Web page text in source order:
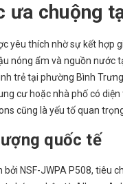
ưa chuộng
yêu thích nhờ sự kết hợp
nóng ẩm và nguồn
trẻ tại phường Bình
cư hoặc nhà phố có
cũng là yếu tố quan
quốc tế
NSF-JWPA P508, tiêu